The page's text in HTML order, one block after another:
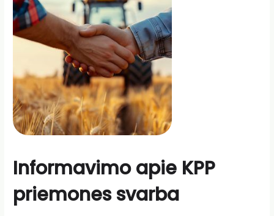
Informavimo apie KPP
priemones svarba